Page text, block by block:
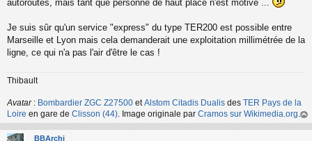
autoroutes, mais tant que personne de haut placé n'est motivé ...
Je suis sûr qu'un service "express" du type TER200 est possible entre
Marseille et Lyon mais cela demanderait une exploitation millimétrée de la
ligne, ce qui n'a pas l'air d'être le cas !
Thibault
Avatar : Bombardier ZGC Z27500 etAlstom Citadis Dualis des TER Pays de la
Loire en gare de Clisson (44) . Image originale par Cramos sur Wikimedia.org
au
BBArchi